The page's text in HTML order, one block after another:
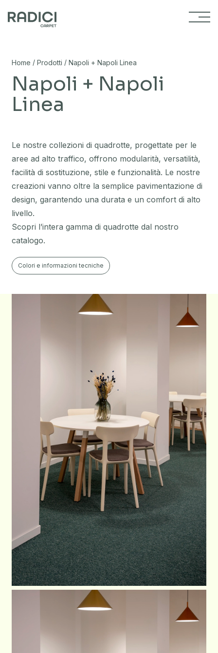
Home / Prodotti / Napoli + Napoli Linea
Napoli + Napoli
Linea
Le nostre collezioni di quadrotte, progettate per le
aree ad alto traffico, offrono modularità, versatilità,
facilità di sostituzione, stile e funzionalità. Le nostre
creazioni vanno oltre la semplice pavimentazione di
design, garantendo una durata e un comfort di alto
livello.
Scopri l’intera gamma di quadrotte dal nostro
catalogo.
Colori e informazioni tecniche